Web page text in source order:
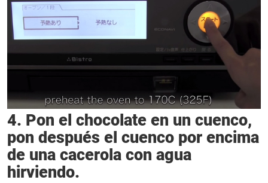
4. Pon el chocolate en un cuenco,
pon después el cuenco por encima
de una cacerola con agua
hirviendo.